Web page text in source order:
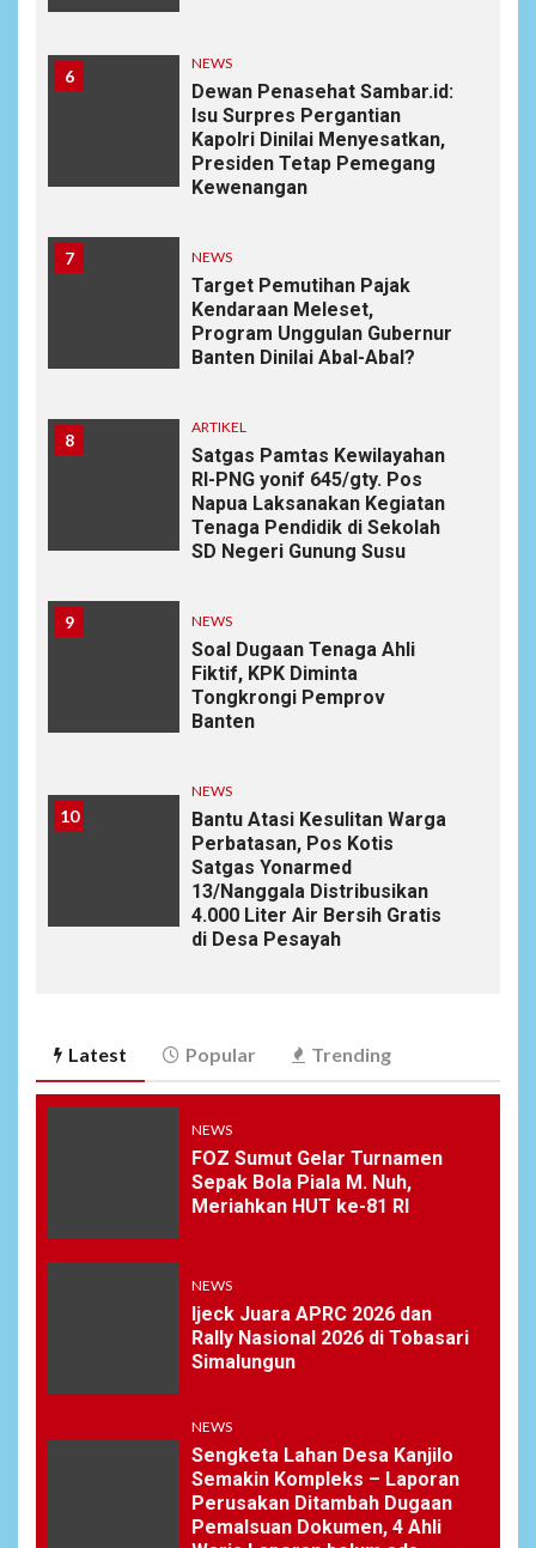
6
NEWS
Dewan Penasehat Sambar.id:
Isu Surpres Pergantian
Kapolri Dinilai Menyesatkan,
Presiden Tetap Pemegang
Kewenangan
7 NEWS
Target Pemutihan Pajak
Kendaraan Meleset,
Program Unggulan Gubernur
Banten Dinilai Abal-Abal?
8
ARTIKEL
Satgas Pamtas Kewilayahan
RI-PNG yonif 645/gty. Pos
Napua Laksanakan Kegiatan
Tenaga Pendidik di Sekolah
SD Negeri Gunung Susu
9 NEWS
Soal Dugaan Tenaga Ahli
Fiktif, KPK Diminta
Tongkrongi Pemprov
Banten
10
NEWS
Bantu Atasi Kesulitan Warga
Perbatasan, Pos Kotis
Satgas Yonarmed
13/Nanggala Distribusikan
4.000 Liter Air Bersih Gratis
di Desa Pesayah
Latest Popular Trending
NEWS
FOZ Sumut Gelar Turnamen
Sepak Bola Piala M. Nuh,
Meriahkan HUT ke-81 RI
NEWS
Ijeck Juara APRC 2026 dan
Rally Nasional 2026 di Tobasari
Simalungun
NEWS
Sengketa Lahan Desa Kanjilo
Semakin Kompleks – Laporan
Perusakan Ditambah Dugaan
Pemalsuan Dokumen, 4 Ahli